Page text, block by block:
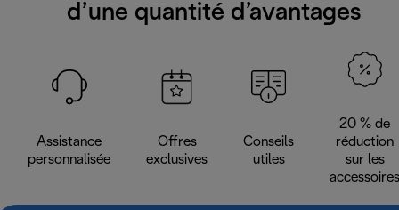
d’une quantité d’avantages
Assistance
personnalisée
Offres
exclusives
Conseils
utiles
20 % de
réduction
sur les
accessoires